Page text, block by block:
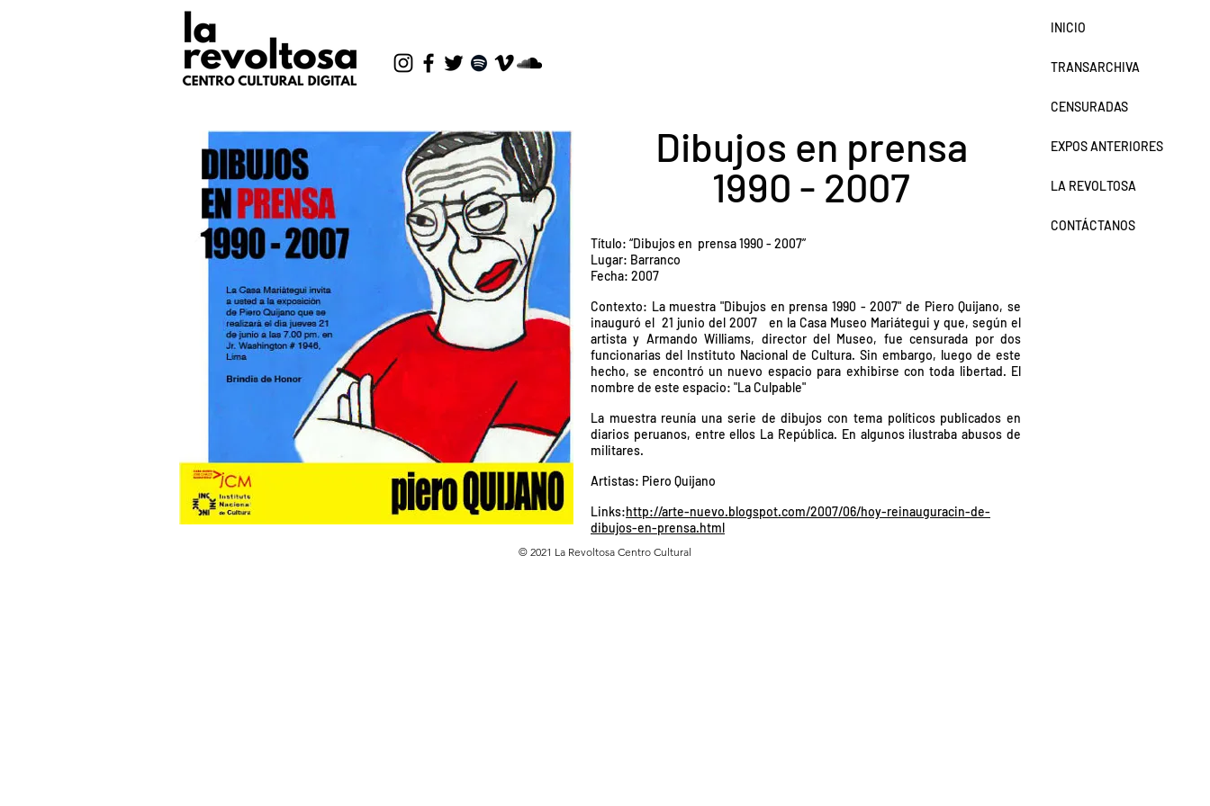
Dibujos en prensa
1990 - 2007
Título: “Dibujos en prensa 1990 - 2007”
Lugar: Barranco
Fecha: 2007
Contexto: La muestra "Dibujos en prensa 1990 - 2007" de Piero Quijano, se
inauguró el 21 junio del 2007 en la Casa Museo Mariátegui y que, según el
artista y Armando Williams, director del Museo, fue censurada por dos
funcionarias del Instituto Nacional de Cultura. Sin embargo, luego de este
hecho, se encontró un nuevo espacio para exhibirse con toda libertad. El
nombre de este espacio: "La Culpable"
La muestra reunía una serie de dibujos con tema políticos publicados en
diarios peruanos, entre ellos La República. En algunos ilustraba abusos de
militares.
Artistas: Piero Quijano
Links:http://arte-nuevo.blogspot.com/2007/06/hoy-reinauguracin-de-
dibujos-en-prensa.html
INICIO
TRANSARCHIVA
CENSURADAS
EXPOS ANTERIORES
LA REVOLTOSA
CONTÁCTANOS
© 2021 La Revoltosa Centro Cultural